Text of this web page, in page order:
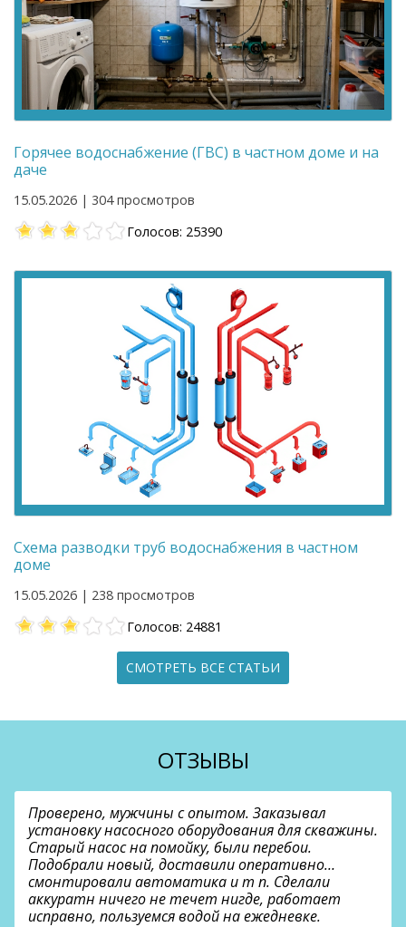
Горячее водоснабжение (ГВС) в частном доме и на
даче
15.05.2026 | 304 просмотров
Голосов: 25390
Схема разводки труб водоснабжения в частном
доме
15.05.2026 | 238 просмотров
Голосов: 24881
СМОТРЕТЬ ВСЕ СТАТЬИ
ОТЗЫВЫ
Проверено, мужчины с опытом. Заказывал
установку насосного оборудования для скважины.
Старый насос на помойку, были перебои.
Подобрали новый, доставили оперативно…
смонтировали автоматика и т п. Сделали
аккуратн ничего не течет нигде, работает
исправно, пользуемся водой на ежедневке.